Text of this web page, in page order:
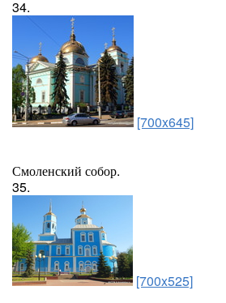
34.
[700x645]
Смоленский собор.
35.
[700x525]